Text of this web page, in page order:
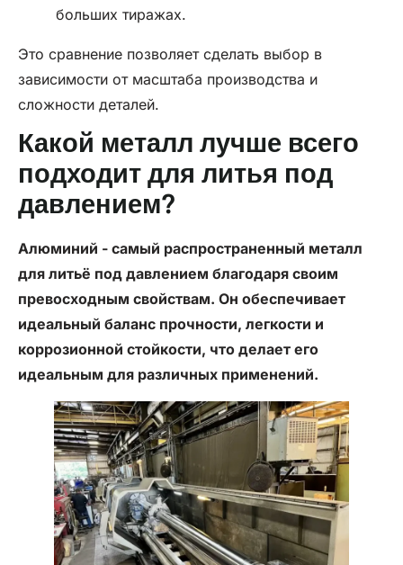
больших тиражах.
Это сравнение позволяет сделать выбор в
зависимости от масштаба производства и
сложности деталей.
Какой металл лучше всего
подходит для литья под
давлением?
Алюминий - самый распространенный металл
для литьё под давлением благодаря своим
превосходным свойствам. Он обеспечивает
идеальный баланс прочности, легкости и
коррозионной стойкости, что делает его
идеальным для различных применений.